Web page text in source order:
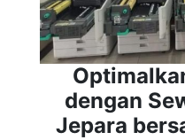
dengan
Jepara